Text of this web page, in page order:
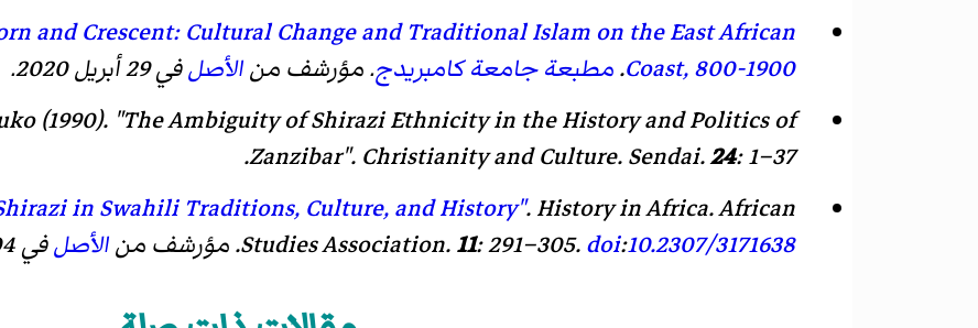
and Crescent: Cultural Change and Traditional Islam on the East African
Coast, 800-1900
.مطبعة جامعة كامبريدج. مؤرشف منالأصلفي 29 أبريل 2020.
(1990). "The Ambiguity of Shirazi Ethnicity in the History and Politics of
Zanzibar". Christianity and Culture. Sendai.24: 1–37.
in Swahili Traditions, Culture, and History".History in Africa.African
Studies Association.11: 291–305.doi:10.2307/3171638 . مؤرشف منالأصلفي 04 مارس 2016.